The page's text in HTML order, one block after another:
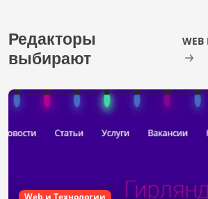
Редакторы
выбирают
Web и Технологии